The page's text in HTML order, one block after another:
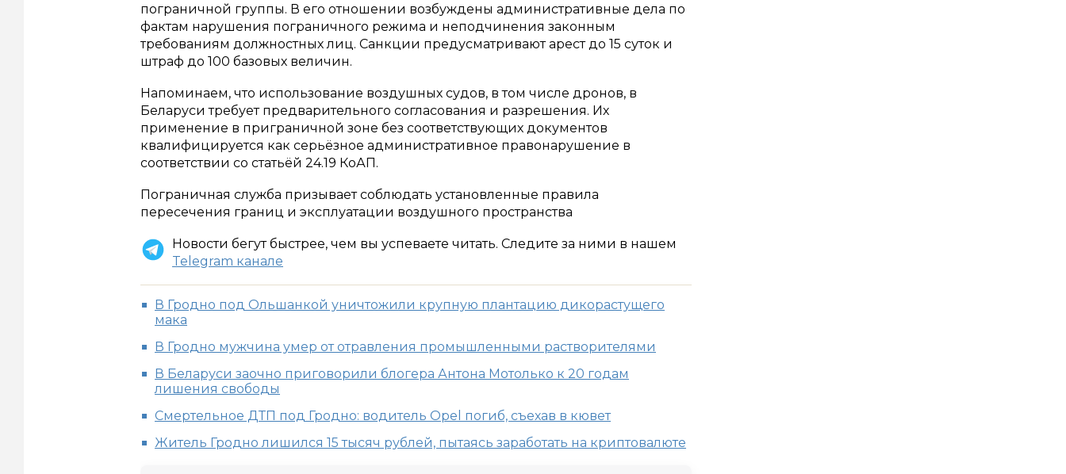
пограничной группы. В его отношении возбуждены административные дела по
фактам нарушения пограничного режима и неподчинения законным
требованиям должностных лиц. Санкции предусматривают арест до 15 суток и
штраф до 100 базовых величин.
Напоминаем, что использование воздушных судов, в том числе дронов, в
Беларуси требует предварительного согласования и разрешения. Их
применение в приграничной зоне без соответствующих документов
квалифицируется как серьёзное административное правонарушение в
соответствии со статьёй 24.19 КоАП.
Пограничная служба призывает соблюдать установленные правила
пересечения границ и эксплуатации воздушного пространства
Новости бегут быстрее, чем вы успеваете читать. Следите за ними в нашем
Telegram канале
В Гродно под Ольшанкой уничтожили крупную плантацию дикорастущего
мака
В Гродно мужчина умер от отравления промышленными растворителями
В Беларуси заочно приговорили блогера Антона Мотолько к 20 годам
лишения свободы
Смертельное ДТП под Гродно: водитель Opel погиб, съехав в кювет
Житель Гродно лишился 15 тысяч рублей, пытаясь заработать на криптовалюте